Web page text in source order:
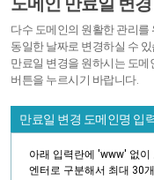
다수 도메인의 원활한 관리를
동일한 날짜로 변경하실 수
만료일 변경을 원하시는 도
버튼을 누르시기 바랍니다.
만료일 변경 도메인명 입
아래 입력란에 'www' 없이
엔터로 구분해서 최대 30